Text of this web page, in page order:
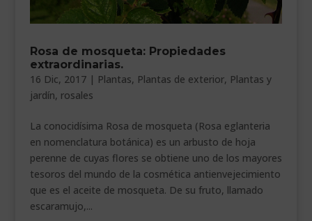
Rosa de mosqueta: Propiedades
extraordinarias.
16 Dic, 2017| Plantas, Plantas de exterior, Plantas y
jardín, rosales
La conocidísima Rosa de mosqueta (Rosa eglanteria
en nomenclatura botánica) es un arbusto de hoja
perenne de cuyas flores se obtiene uno de los mayores
tesoros del mundo de la cosmética antienvejecimiento
que es el aceite de mosqueta. De su fruto, llamado
escaramujo,...